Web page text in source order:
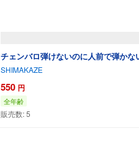
チェンバロ弾けないのに人前で弾か
SHIMAKAZE
550 円
全年齢
販売数:5